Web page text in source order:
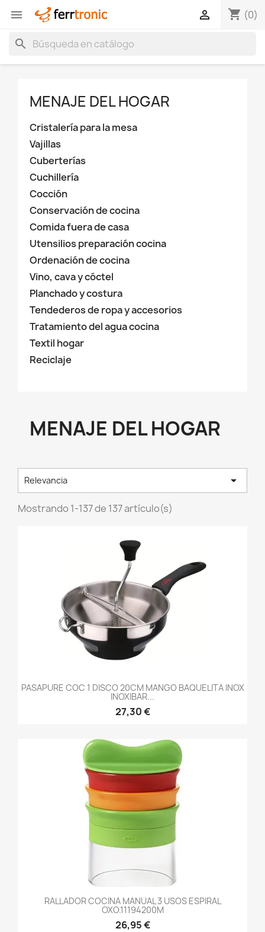
 shopping_cart (0)

search
MENAJE DEL HOGAR
Cristalería para la mesa
Vajillas
Cuberterías
Cuchillería
Cocción
Conservación de cocina
Comida fuera de casa
Utensilios preparación cocina
Ordenación de cocina
Vino, cava y cóctel
Planchado y costura
Tendederos de ropa y accesorios
Tratamiento del agua cocina
Textil hogar
Reciclaje
MENAJE DEL HOGAR
Relevancia 
Mostrando 1-137 de 137 artículo(s)
PASAPURE COC 1 DISCO 20CM MANGO BAQUELITA INOX
INOXIBAR...
27,30 €
RALLADOR COCINA MANUAL 3 USOS ESPIRAL
OXO.11194200M
26,95 €